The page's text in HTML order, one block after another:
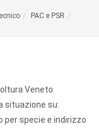
PAC e PSR
Veneto
situazione su:
per specie e indirizzo